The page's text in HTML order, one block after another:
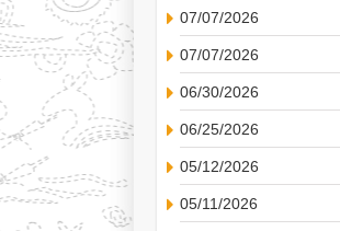
07/07/2026
07/07/2026
06/30/2026
06/25/2026
05/12/2026
05/11/2026